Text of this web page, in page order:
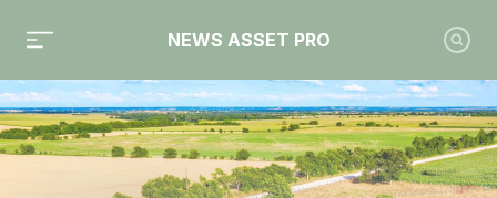
NEWS ASSET PRO
Toute l'actualité sur le tag "Amundi US"